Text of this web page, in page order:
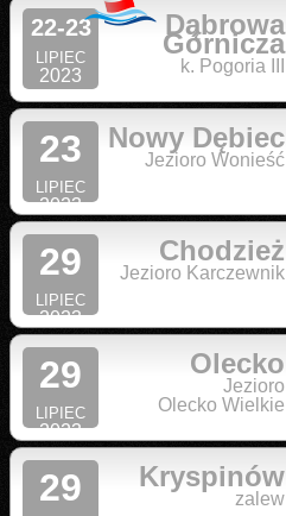
22-23
LIPIEC
2023
Dąbrowa
Górnicza
k. Pogoria III
23
LIPIEC
2023
Nowy Dębiec
Jezioro Wonieść
29
LIPIEC
2023
Chodzież
Jezioro Karczewnik
29
LIPIEC
2023
Olecko
Jezioro
Olecko Wielkie
29 Kryspinów
zalew